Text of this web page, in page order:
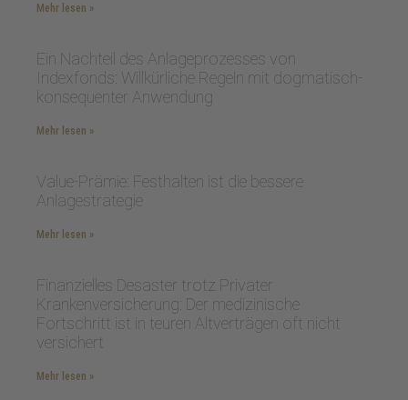
Mehr lesen »
Ein Nachteil des Anlageprozesses von
Indexfonds: Willkürliche Regeln mit dogmatisch-
konsequenter Anwendung
Mehr lesen »
Value-Prämie: Festhalten ist die bessere
Anlagestrategie
Mehr lesen »
Finanzielles Desaster trotz Privater
Krankenversicherung: Der medizinische
Fortschritt ist in teuren Altverträgen oft nicht
versichert
Mehr lesen »